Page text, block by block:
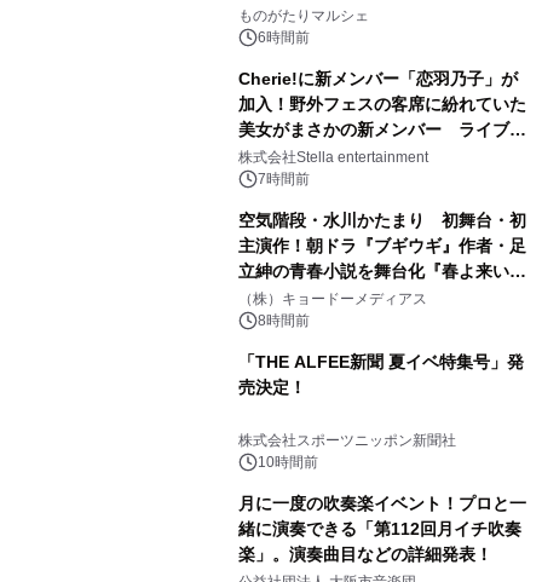
ものがたりマルシェ
6時間前
Cherie!に新メンバー「恋羽乃子」が
加入！野外フェスの客席に紛れていた
美女がまさかの新メンバー ライブ中
のサプライズ発表に会場騒然
株式会社Stella entertainment
7時間前
空気階段・水川かたまり 初舞台・初
主演作！朝ドラ『ブギウギ』作者・足
立紳の青春小説を舞台化『春よ来い、
マジで来い』キービジュアル解禁！
（株）キョードーメディアス
8時間前
「THE ALFEE新聞 夏イベ特集号」発
売決定！
株式会社スポーツニッポン新聞社
10時間前
月に一度の吹奏楽イベント！プロと一
緒に演奏できる「第112回月イチ吹奏
楽」。演奏曲目などの詳細発表！